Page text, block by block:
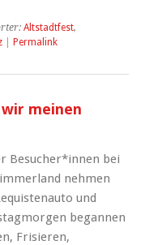
Altstadtfest,
Permalink
meinen
Besucher*innen bei
nehmen
und
begannen
Frisieren,